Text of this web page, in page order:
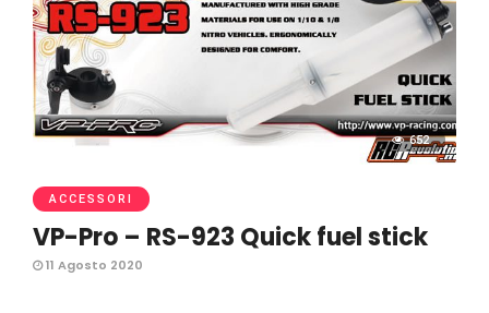
652
ACCESSORI
VP-Pro – RS-923 Quick fuel stick
11 Agosto 2020